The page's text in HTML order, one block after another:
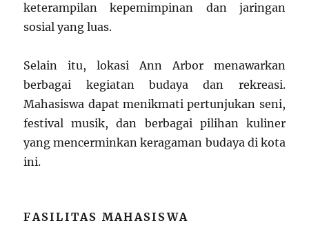
keterampilan kepemimpinan dan jaringan
sosial yang luas.
Selain itu, lokasi Ann Arbor menawarkan
berbagai kegiatan budaya dan rekreasi.
Mahasiswa dapat menikmati pertunjukan seni,
festival musik, dan berbagai pilihan kuliner
yang mencerminkan keragaman budaya di kota
ini.
FASILITAS MAHASISWA